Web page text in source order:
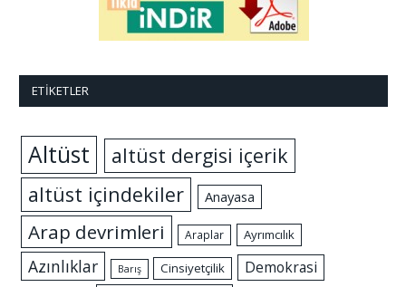
ETIKETLER
Altüst
altüst dergisi içerik
altüst içindekiler
Anayasa
Arap devrimleri Araplar Ayrımcılık
Azınlıklar Barış Cinsiyetçilik Demokrasi